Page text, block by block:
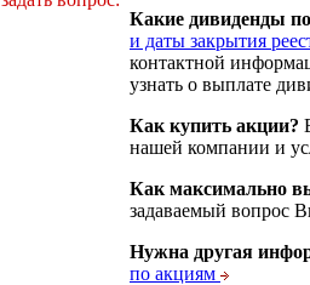
Какие дивиденды
и даты закрытия
контактной
узнать о выплате
Как купить акции?
нашей компании и
Как максимально
задаваемый вопрос
Нужна другая
по акциям